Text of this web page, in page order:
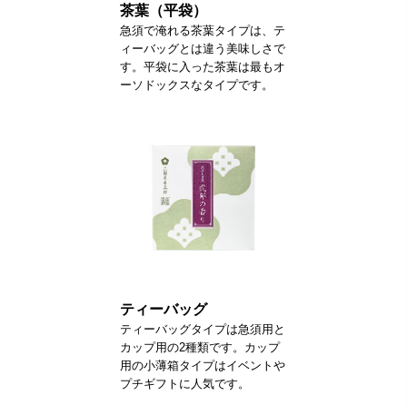
茶葉（平袋）
急須で淹れる茶葉タイプは、テ
ィーバッグとは違う美味しさで
す。平袋に入った茶葉は最もオ
ーソドックスなタイプです。
ティーバッグ
ティーバッグタイプは急須用と
カップ用の2種類です。カップ
用の小薄箱タイプはイベントや
プチギフトに人気です。